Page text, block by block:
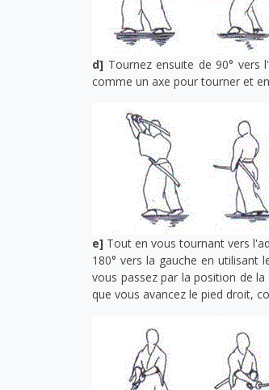
d] Tournez ensuite de 90° vers
comme un axe pour tourner et
e] Tout en vous tournant vers
180° vers la gauche en utilisant
vous passez par la position de
que vous avancez le pied droit,